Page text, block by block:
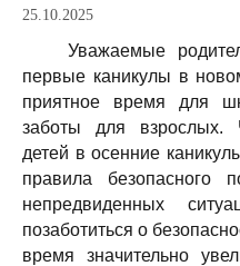
25.10.2025
Уважаемые
первые каникулы в
приятное время для
заботы для взрослых.
детей в осенние
правила безопасного
непредвиденных
позаботиться о
время значительно